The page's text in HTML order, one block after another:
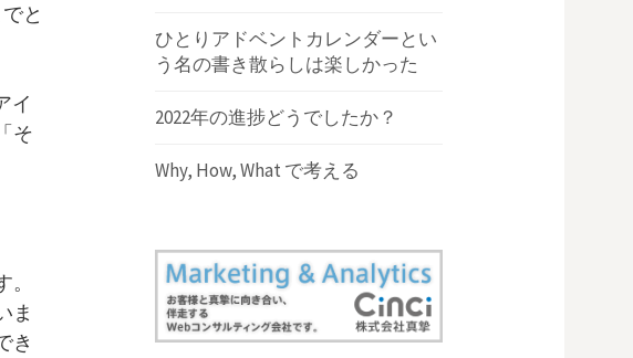
と
イ
そ
ま
き
ひとりアドベントカレンダーとい
う名の書き散らしは楽しかった
2022年の進捗どうでしたか？
Why, How, What で考える